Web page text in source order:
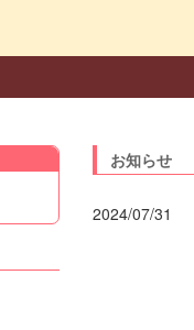
お知らせ
2024/07/31